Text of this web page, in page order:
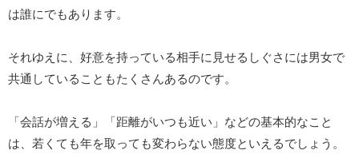
は誰にでもあります。
それゆえに、好意を持っている相手に見せるしぐさには男女で
共通していることもたくさんあるのです。
「会話が増える」「距離がいつも近い」などの基本的なこと
は、若くても年を取っても変わらない態度といえるでしょう。